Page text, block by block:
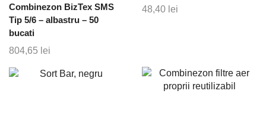
Combinezon BizTex SMS
Tip 5/6 – albastru – 50
bucati
804,65 lei
48,40 lei